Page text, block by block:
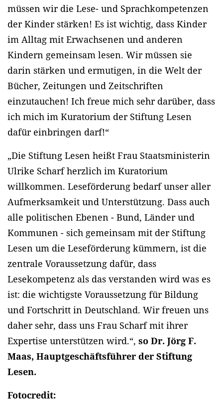
müssen wir die Lese- und Sprachkompetenzen
der Kinder stärken! Es ist wichtig, dass Kinder
im Alltag mit Erwachsenen und anderen
Kindern gemeinsam lesen. Wir müssen sie
darin stärken und ermutigen, in die Welt der
Bücher, Zeitungen und Zeitschriften
einzutauchen! Ich freue mich sehr darüber, dass
ich mich im Kuratorium der Stiftung Lesen
dafür einbringen darf!“
„Die Stiftung Lesen heißt Frau Staatsministerin
Ulrike Scharf herzlich im Kuratorium
willkommen. Leseförderung bedarf unser aller
Aufmerksamkeit und Unterstützung. Dass auch
alle politischen Ebenen - Bund, Länder und
Kommunen - sich gemeinsam mit der Stiftung
Lesen um die Leseförderung kümmern, ist die
zentrale Voraussetzung dafür, dass
Lesekompetenz als das verstanden wird was es
ist: die wichtigste Voraussetzung für Bildung
und Fortschritt in Deutschland. Wir freuen uns
daher sehr, dass uns Frau Scharf mit ihrer
Expertise unterstützen wird.“, so Dr. Jörg F.
Maas, Hauptgeschäftsführer der Stiftung
Lesen.
Fotocredit: